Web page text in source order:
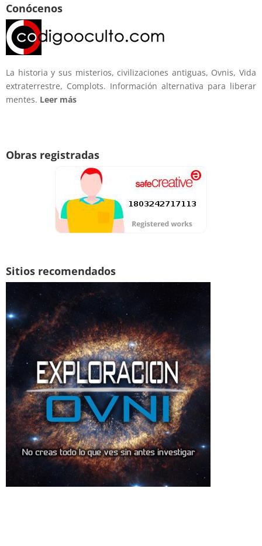
Conócenos
La historia y sus misterios, civilizaciones antiguas, Ovnis, Vida
extraterrestre, Complots. Información alternativa para liberar
mentes. Leer más
Obras registradas
Sitios recomendados